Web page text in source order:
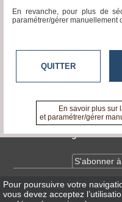
tvlocale.fr
Contactez-nous
A propos de tvlocale.fr
Devenir délégué
S'abonner
InfosCNIL/RGPD
Pour poursuivre votre
vous devez acceptez
En revanche, pour plus de
paramétrer/gérer manuellement
QUITTER
En savoir plus sur
et paramétrer/gérer